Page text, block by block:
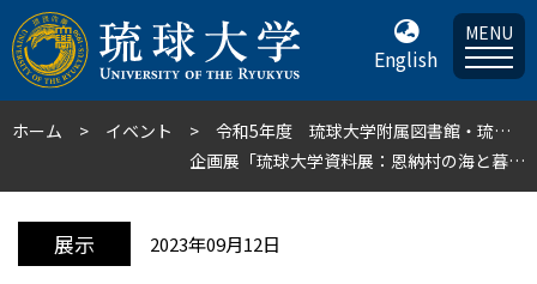
English
MENU
ホーム イベント
令和5年度 琉球大学附属図書館・琉球大学博物館（風樹館）
企画展「琉球大学資料展：恩納村の海と暮らし」
展示 2023年09月12日